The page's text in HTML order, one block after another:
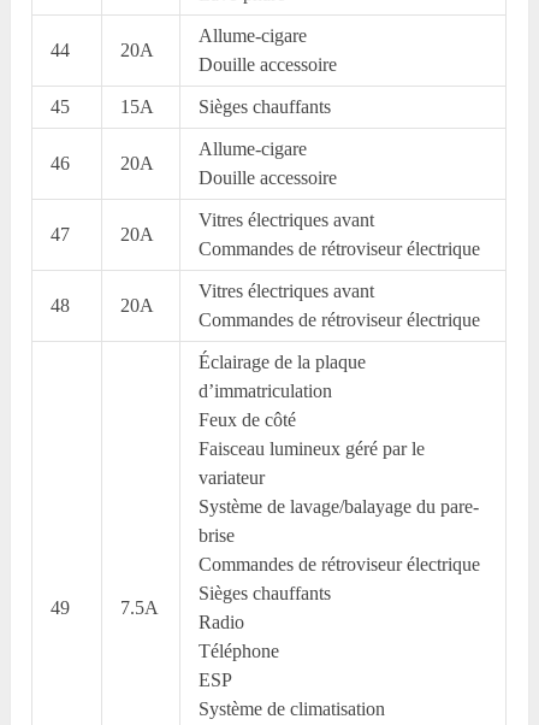
44 20A
Allume-cigare
Douille accessoire
45 15A Sièges chauffants
46 20A
Allume-cigare
Douille accessoire
47 20A
Vitres électriques avant
Commandes de rétroviseur électrique
48 20A
Vitres électriques avant
Commandes de rétroviseur électrique
49 7.5A
Éclairage de la plaque
d’immatriculation
Feux de côté
Faisceau lumineux géré par le
variateur
Système de lavage/balayage du pare-
brise
Commandes de rétroviseur électrique
Sièges chauffants
Radio
Téléphone
ESP
Système de climatisation